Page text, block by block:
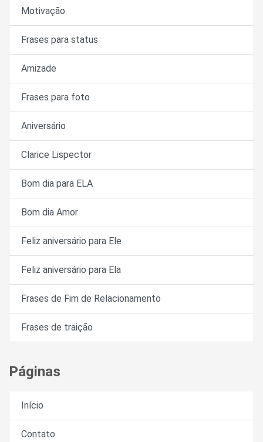
Motivação
Frases para status
Amizade
Frases para foto
Aniversário
Clarice Lispector
Bom dia para ELA
Bom dia Amor
Feliz aniversário para Ele
Feliz aniversário para Ela
Frases de Fim de Relacionamento
Frases de traição
Páginas
Início
Contato